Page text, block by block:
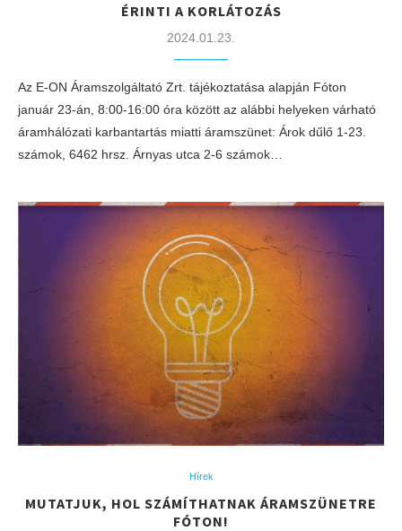
ÉRINTI A KORLÁTOZÁS
2024.01.23.
Az E-ON Áramszolgáltató Zrt. tájékoztatása alapján Fóton
január 23-án, 8:00-16:00 óra között az alábbi helyeken várható
áramhálózati karbantartás miatti áramszünet: Árok dűlő 1-23.
számok, 6462 hrsz. Árnyas utca 2-6 számok…
Hírek
MUTATJUK, HOL SZÁMÍTHATNAK ÁRAMSZÜNETRE
FÓTON!